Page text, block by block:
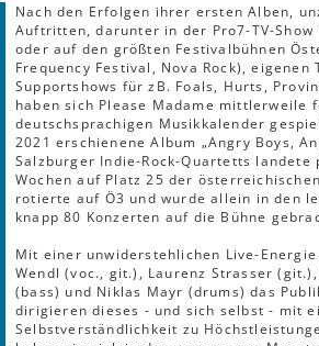
Nach den Erfolgen ihrer ersten Alben,
Auftritten, darunter in der Pro7-TV-
oder auf den größten Festivalbühnen
Frequency Festival, Nova Rock), eigenen
Supportshows für zB. Foals, Hurts,
haben sich Please Madame mittlerweile
deutschsprachigen Musikkalender
2021 erschienene Album „Angry Boys,
Salzburger Indie-Rock-Quartetts landete
Wochen auf Platz 25 der
rotierte auf Ö3 und wurde allein in den
knapp 80 Konzerten auf die Bühne
Mit einer unwiderstehlichen Live-
Wendl (voc., git.), Laurenz Strasser
(bass) und Niklas Mayr (drums) das
dirigieren dieses - und sich selbst - mit
Selbstverständlichkeit zu